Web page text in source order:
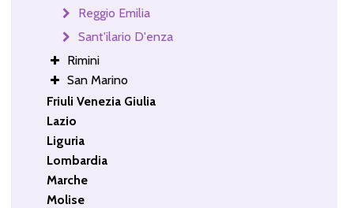
Reggio Emilia
Sant'ilario D'enza
Rimini
San Marino
Friuli Venezia Giulia
Lazio
Liguria
Lombardia
Marche
Molise